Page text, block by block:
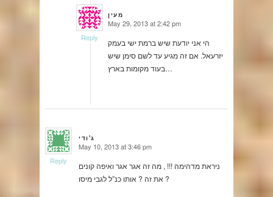
מעין
says: May 29, 2013 at 2:42 pm
הי אני יודעת שיש ברמת ישי בעמק
יזרעאל. אם זה מגיע עד לשם סימן שיש
בעוד מקומות בארץ…
Reply
ג'ודי
says: May 10, 2013 at 3:46 pm
ניראת מדהימה !!! , מה זה אגר אגר ואיפה קונים
את זה ? אותו כנ”ל לגבי מיסו ?
Reply